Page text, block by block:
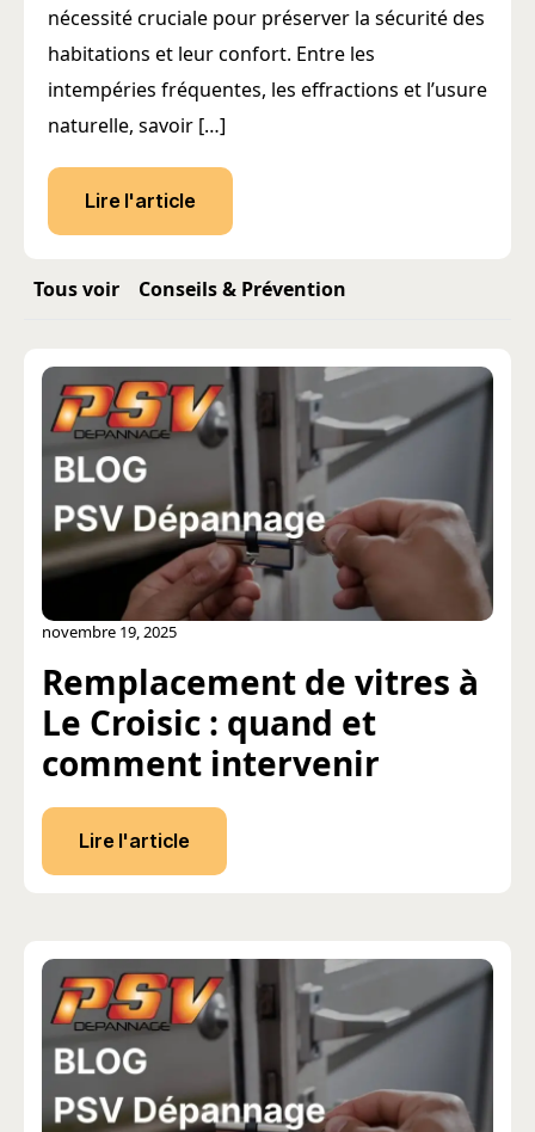
nécessité cruciale pour préserver la sécurité des
habitations et leur confort. Entre les
intempéries fréquentes, les effractions et l’usure
naturelle, savoir […]
Lire l'article
Tous voir Conseils & Prévention
Remplacement de vitres à
Le Croisic : quand et
comment intervenir
novembre 19, 2025
Lire l'article